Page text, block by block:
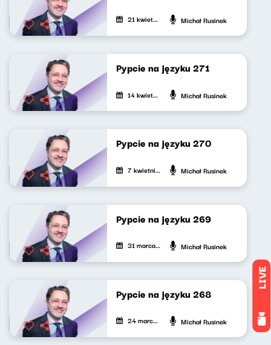
LIVE
21 kwietnia 2026 Michał Rusinek
Pypcie na języku 271
14 kwietnia 2026 Michał Rusinek
Pypcie na języku 270
7 kwietnia 2026 Michał Rusinek
Pypcie na języku 269
31 marca 2026 Michał Rusinek
Pypcie na języku 268
24 marca 2026 Michał Rusinek